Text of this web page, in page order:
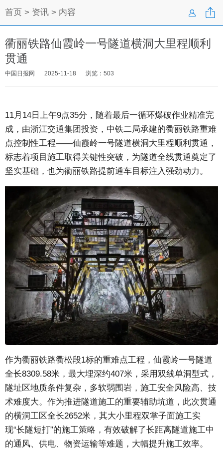
首页 > 资讯 > 内容  
衢丽铁路仙霞岭一号隧道横洞大里程顺利
贯通
中国日报网 2025-11-18 浏览： 503
11月14日上午9点35分，随着最后一循环爆破作业精准完
成，由浙江交通集团投资，中铁二局承建的衢丽铁路重难
点控制性工程——仙霞岭一号隧道横洞大里程顺利贯通，
标志着项目施工取得关键性突破，为隧道全线贯通奠定了
坚实基础，也为衢丽铁路提前通车目标注入强劲动力。
作为衢丽铁路衢松段1标的重难点工程，仙霞岭一号隧道
全长8309.58米，最大埋深约407米，采用双线单洞型式，
隧址区地质条件复杂，多软弱围岩，施工安全风险高、技
术难度大。作为推进隧道施工的重要辅助坑道，此次贯通
的横洞工区全长2652米，其大小里程双掌子面施工实
现“长隧短打”的施工策略，有效破解了长距离隧道施工中
的通风、供电、物资运输等难题，大幅提升施工效率。